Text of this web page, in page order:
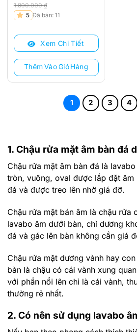
1. Chậu rửa mặt âm bàn đá
Chậu rửa mặt âm bàn đá là
tròn, vuông, oval được lắp đặt âm
đá và được treo lên nhờ giá đỡ.
Chậu rửa mặt bán âm là chậu rửa
lavabo âm dưới bàn, chỉ dương
đá và gác lên bàn không cần giá
Chậu rửa mặt dương vành hay
bàn là chậu có cái vành xung
với phần nổi lên chỉ là cái vành,
thường rẻ nhất.
2. Có nên sử dụng lavabo
1.800.000₫
Giá
là:
1.800.000 ₫.
Giá
tại
1.308.000 ₫.
5 Đã bán: 11
Xem Chi Tiết
Thêm Vào Giỏ Hàng
1 2 3 4